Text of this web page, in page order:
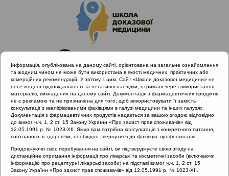
Навчальні матеріали
Інформація, опублікована на даному сайті, орієнтована на загальне ознайомлення
та жодним чином не може бути використана в якості медичних, практичних або
комерційних рекомендацій. У зв’язку з цим, Сайт «Школи доказової медицини» не
несе жодної відповідальності за негативні наслідки, отримані через використання
матеріалів, викладених на даному сайті. Документація з фармацевтичних продуктів
не є рекламою та не призначена для того, щоб використовувати її замість
консультації з кваліфікованими фахівцями в галузі медицини та інших галузях.
Документація з фармацевтичних продуктів надається за вашою згодою відповідно
до вимог ч.ч. 1, 2 ст. 15 Закону України «Про захист прав споживачів» від
12.05.1991 р. № 1023-XII. Якщо вам потрібна консультація з конкретного питання,
пов’язаного зі здоров’ям, необхідно звернутися до фахівців- професіоналів.
Продовжуючи своє перебування на сайті, ви підтверджуєте свою згоду на
дистанційне отримання інформації про лікарські та косметичні засоби (включаючи
інформацію про рецептурні лікарські засоби) на підставі вимог ч.ч. 1, 2 ст. 15
Закону України «Про захист прав споживачів» від 12.05.1991 р. № 1023-XII.